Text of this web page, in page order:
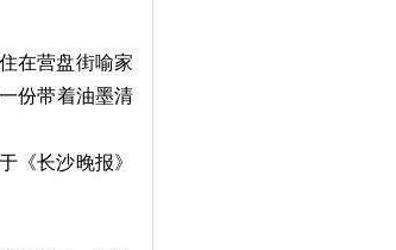
在营盘街喻家
份带着油墨清
长沙晚报》